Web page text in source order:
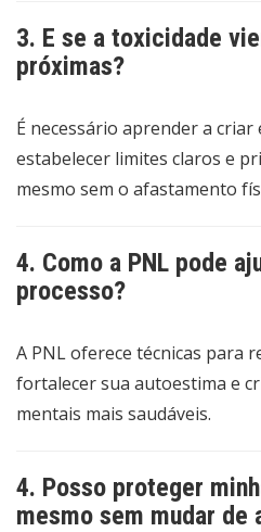
3. E se a toxicidade
próximas?
É necessário aprender a criar
estabelecer limites claros e
mesmo sem o afastamento
4. Como a PNL pode
processo?
A PNL oferece técnicas para
fortalecer sua autoestima e
mentais mais saudáveis.
4. Posso proteger
mesmo sem mudar de